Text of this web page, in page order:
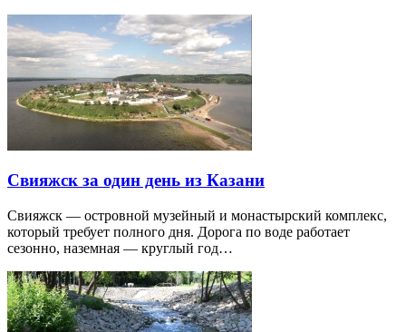
Свияжск за один день из Казани
Свияжск — островной музейный и монастырский комплекс,
который требует полного дня. Дорога по воде работает
сезонно, наземная — круглый год…